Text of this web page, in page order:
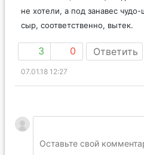
не хотели, а под занавес
сыр, соответственно, вытек.
3 0 Ответить
07.01.18 12:27